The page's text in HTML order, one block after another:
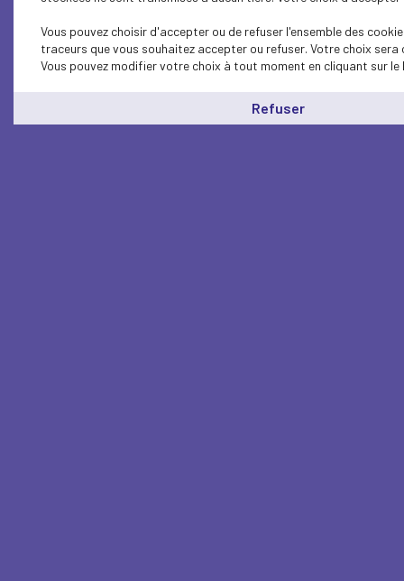
Vous pouvez choisir d'accepter ou de refuser l'ensemble des
traceurs que vous souhaitez accepter ou refuser. Votre choix
Vous pouvez modifier votre choix à tout moment en cliquant sur le
Refuser